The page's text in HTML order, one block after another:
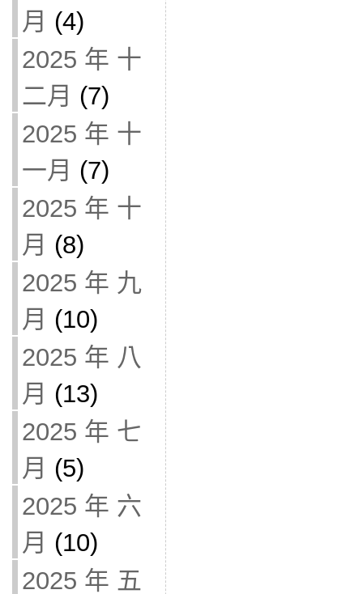
月 (4)
2025 年 十
二月 (7)
2025 年 十
一月 (7)
2025 年 十
月 (8)
2025 年 九
月 (10)
2025 年 八
月 (13)
2025 年 七
月 (5)
2025 年 六
月 (10)
2025 年 五